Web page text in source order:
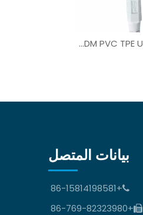
كابل تمديد OEM ODM PVC TPE USB كبل محمي
بيانات المتصل

+86-15814198581

+86-769-82323980